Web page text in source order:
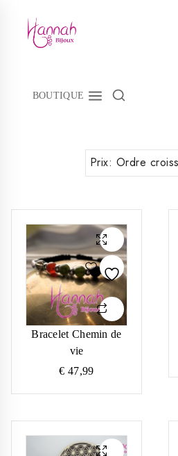
content
BOUTIQUE
Bracelet Chemin de
vie
€ 47,99